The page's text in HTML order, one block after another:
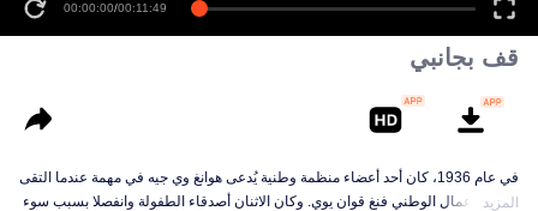
00:00:00/00:11:49
قف بجانبي
في عام 1936، كان أحد أعضاء منظمة وطنية يُدعى هوانغ وي جيه في مهمة عندما التقى
برجل الأعمال الوطني فنغ قوان يوي. وكان الاثنان أصدقاء الطفولة وانفصلا بسبب سوء
المزيد